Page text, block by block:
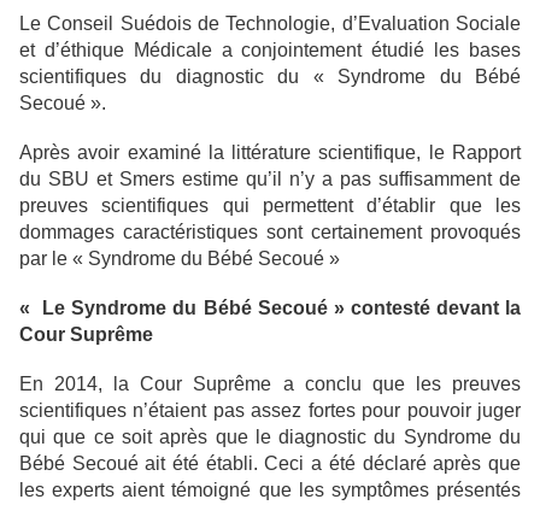
Le Conseil Suédois de Technologie, d’Evaluation Sociale
et d’éthique Médicale a conjointement étudié les bases
scientifiques du diagnostic du « Syndrome du Bébé
Secoué ».
Après avoir examiné la littérature scientifique, le Rapport
du SBU et Smers estime qu’il n’y a pas suffisamment de
preuves scientifiques qui permettent d’établir que les
dommages caractéristiques sont certainement provoqués
par le « Syndrome du Bébé Secoué »
« Le Syndrome du Bébé Secoué » contesté devant la
Cour Suprême
En 2014, la Cour Suprême a conclu que les preuves
scientifiques n’étaient pas assez fortes pour pouvoir juger
qui que ce soit après que le diagnostic du Syndrome du
Bébé Secoué ait été établi. Ceci a été déclaré après que
les experts aient témoigné que les symptômes présentés